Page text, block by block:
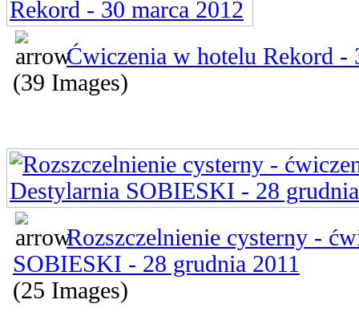
Ćwiczenia w hotelu Rekord -
(39 Images)
Rozszczelnienie cysterny -
SOBIESKI - 28 grudnia 2011
(25 Images)